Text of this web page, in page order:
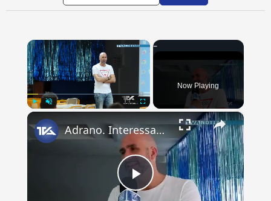
×
Now Playing
×
Play
Adrano. Interessante incontro al liceo “Verga” con il prof. Fabio Gamberini. Studenti del Linguistic